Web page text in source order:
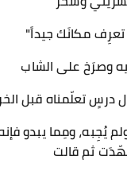
مكانَك جيداً"
وصرَخ على الشاب
درسٍ تعلّمناه قبل
يُجِبه، ومِما يبدو
ثم قالت